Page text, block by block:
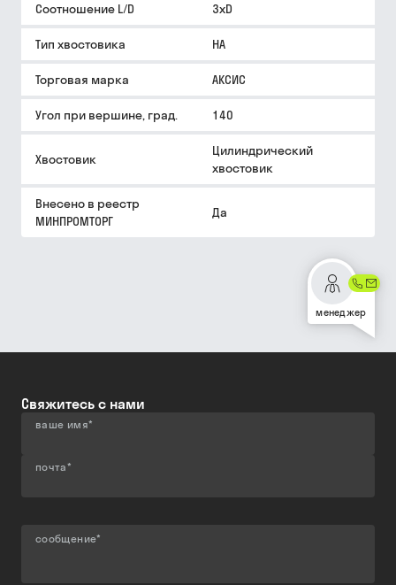
Соотношение L/D 3xD
Тип хвостовика HA
Торговая марка АКСИС
Угол при вершине, град. 140
Хвостовик
Цилиндрический
хвостовик
Внесено в реестр
МИНПРОМТОРГ
Да
менеджер
Свяжитесь с нами
ваше имя*
почта*
сообщение*